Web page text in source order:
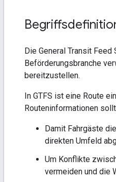
Die General Transit
Beförderungsbranche
bereitzustellen.
In GTFS ist eine Route
Routeninformationen
Damit Fahrgäste
direkten Umfeld
Um Konflikte
vermeiden und die